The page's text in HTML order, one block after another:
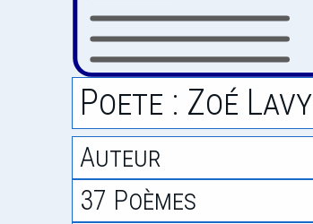
Poete : Zoé Lavy
Auteur
37 Poèmes